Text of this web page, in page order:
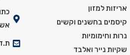
אריזות למזון
קיסמים בחשנים וקשים
נרות וחימומיות
שקיות נייר ואלבד
ת.ד 1298 בת-ים מיקוד: